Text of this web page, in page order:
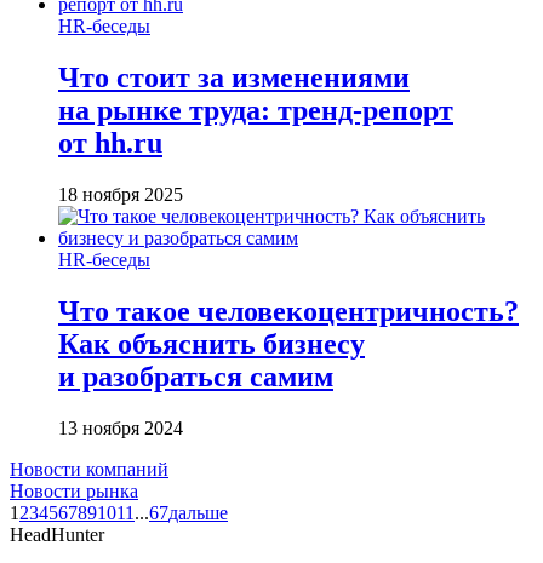
HR-беседы
Что стоит за изменениями
на рынке труда: тренд-репорт
от hh.ru
18 ноября 2025
HR-беседы
Что такое человеко­центричность?
Как объяснить бизнесу
и разобраться самим
13 ноября 2024
Новости компаний
Новости рынка
1 234567891011 ...67дальше
HeadHunter